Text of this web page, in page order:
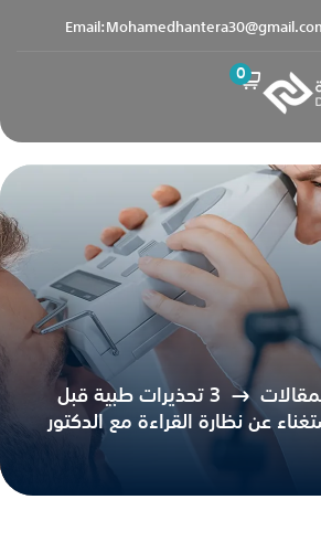
0
3 تحذيرات طبية قبل
عن نظارة القراءة مع الدكتور